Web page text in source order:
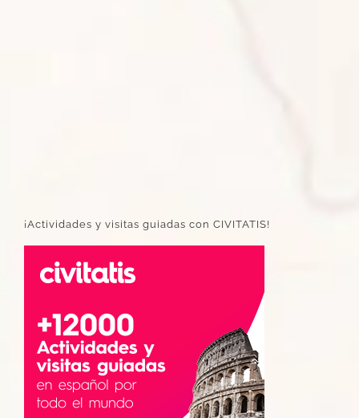
¡Actividades y visitas guiadas con CIVITATIS!